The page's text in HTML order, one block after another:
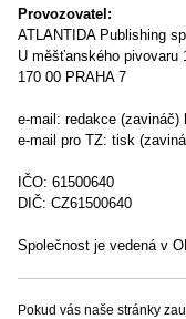
Provozovatel:
ATLANTIDA Publishing
U měšťanského pivovaru
170 00 PRAHA 7
e-mail: redakce (zavináč)
e-mail pro TZ: tisk
IČO: 61500640
DIČ: CZ61500640
Společnost je vedená v
Pokud vás naše stránky